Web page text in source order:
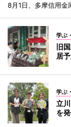
8月1日、多摩信用金
学ぶ
旧
居
学ぶ
立
を